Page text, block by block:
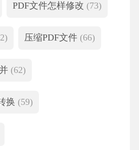
PDF文件怎样修改 (73)
压缩PDF文件 (66)
(62)
换 (59)